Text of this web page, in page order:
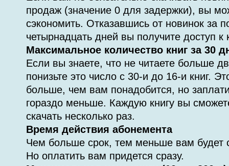
продаж (значение 0 для задержки), вы
сэкономить. Отказавшись от новинок за
четырнадцать дней вы получите доступ к
Максимальное количество книг за 30
Если вы знаете, что не читаете больше
понизьте это число с 30-и до 16-и книг.
больше, чем вам понадобится, но
гораздо меньше. Каждую книгу вы
скачать несколько раз.
Время действия абонемента
Чем больше срок, тем меньше вам будет
Но оплатить вам придется сразу.